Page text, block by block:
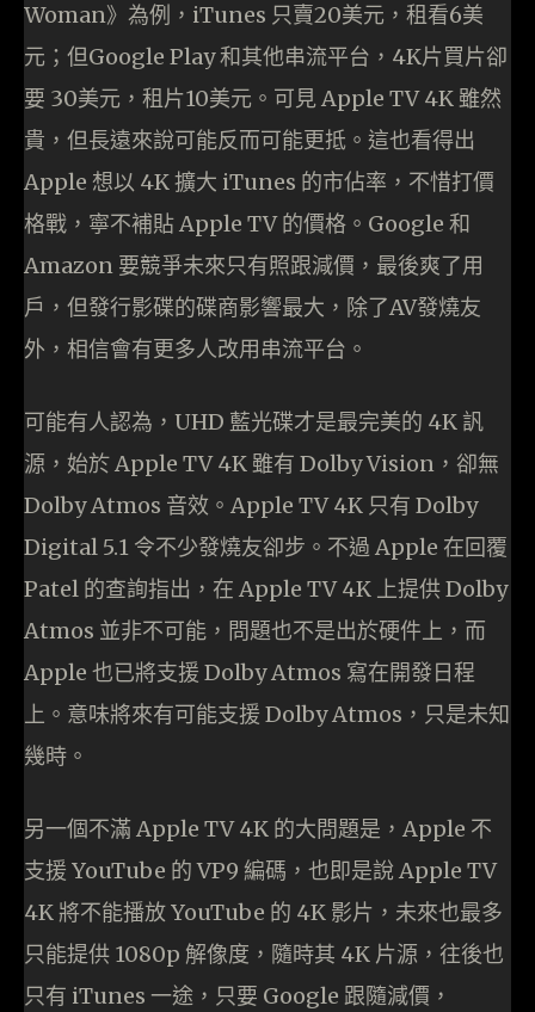
Woman》為例，iTunes 只賣20美元，租看6美
元；但Google Play 和其他串流平台，4K片買片卻
要 30美元，租片10美元。可見 Apple TV 4K 雖然
貴，但長遠來說可能反而可能更抵。這也看得出
Apple 想以 4K 擴大 iTunes 的市佔率，不惜打價
格戰，寧不補貼 Apple TV 的價格。Google 和
Amazon 要競爭未來只有照跟減價，最後爽了用
戶，但發行影碟的碟商影響最大，除了AV發燒友
外，相信會有更多人改用串流平台。
可能有人認為，UHD 藍光碟才是最完美的 4K 訉
源，始於 Apple TV 4K 雖有 Dolby Vision，卻無
Dolby Atmos 音效。Apple TV 4K 只有 Dolby
Digital 5.1 令不少發燒友卻步。不過 Apple 在回覆
Patel 的查詢指出，在 Apple TV 4K 上提供 Dolby
Atmos 並非不可能，問題也不是出於硬件上，而
Apple 也已將支援 Dolby Atmos 寫在開發日程
上。意味將來有可能支援 Dolby Atmos，只是未知
幾時。
另一個不滿 Apple TV 4K 的大問題是，Apple 不
支援 YouTube 的 VP9 編碼，也即是說 Apple TV
4K 將不能播放 YouTube 的 4K 影片，未來也最多
只能提供 1080p 解像度，隨時其 4K 片源，往後也
只有 iTunes 一途，只要 Google 跟隨減價，